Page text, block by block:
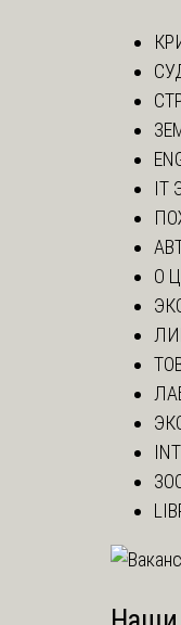
IT
О